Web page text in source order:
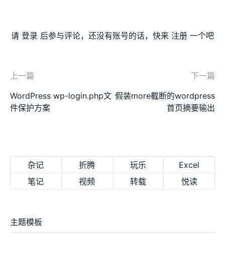
请 登录 后参与评论，还没有账号的话，快来 注册 一个吧
上一篇
WordPress wp-login.php文
件保护方案
下一篇
假装more截断的wordpress
首页摘要输出
杂记 折腾 玩乐
Excel
笔记
视频 转载 悦读
主题模板